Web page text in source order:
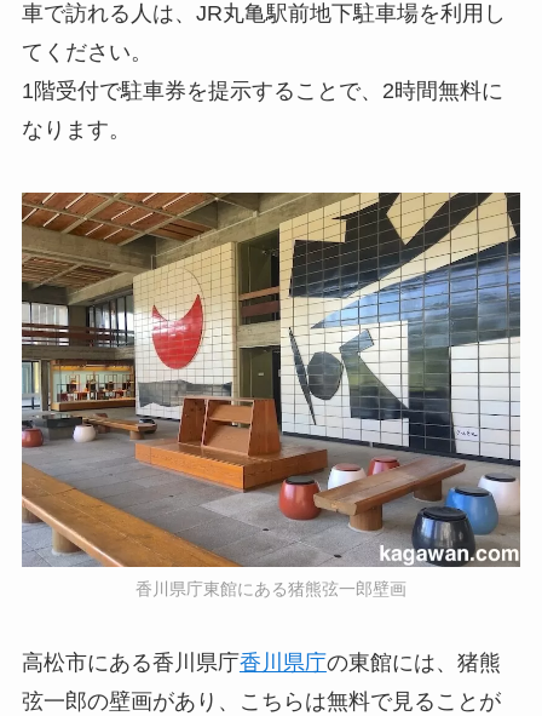
車で訪れる人は、JR丸亀駅前地下駐車場を利用し
てください。
1階受付で駐車券を提示することで、2時間無料に
なります。
香川県庁東館にある猪熊弦一郎壁画
高松市にある香川県庁香川県庁の東館には、猪熊
弦一郎の壁画があり、こちらは無料で見ることが